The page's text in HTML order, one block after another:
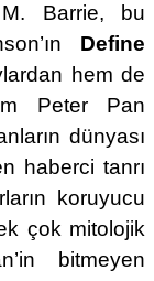
Barrie, bu
Define
hem de
Peter Pan
dünyası
haberci tanrı
koruyucu
çok mitolojik
bitmeyen